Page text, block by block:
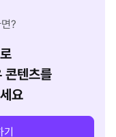
?
텐츠를
요
기